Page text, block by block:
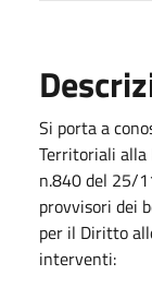
Si porta a
Territoriali alla
n.840 del 25/
provvisori dei
per il Diritto
interventi: